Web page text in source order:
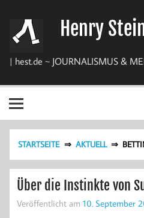
springen
Henry
| hest.de ~ JOURNALISMUS &
STARTSEITE AKTUELL
Über die Instinkte von
Veröffentlicht am 10. September